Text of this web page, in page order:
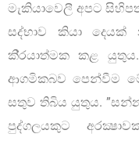
මැකියාවෙලී අපට
සද්භාව කියා දෙයක්
කි‍්‍රයාත්මක කළ යුතුය.
ආගමිකබව පෙන්වීම
සතුව තිබිය යුතුය.
පුද්ගලයකුට